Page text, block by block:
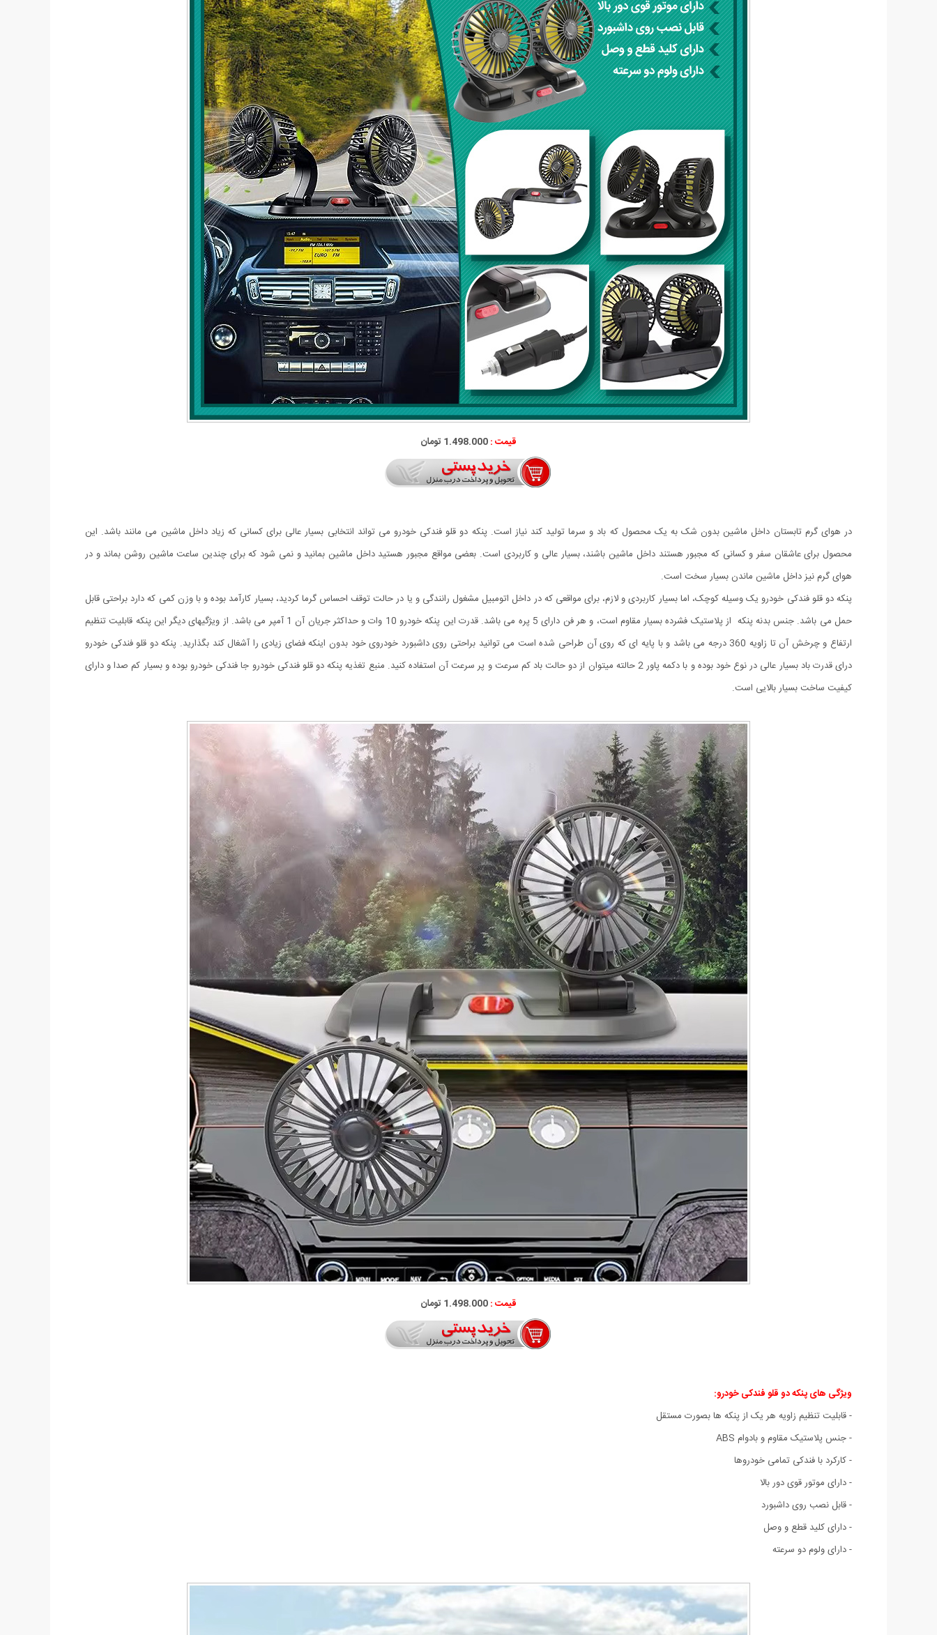
قیمت :1.498.000 تومان
در هوای گرم تابستان داخل ماشین بدون شک به یک محصول که باد و سرما تولید کند نیاز است. پنکه دو قلو فندکی خودرو می تواند انتخابی بسیار عالی برای کسانی که زیاد داخل ماشین می مانند باشد. این
محصول برای عاشقان سفر و کسانی که مجبور هستند داخل ماشین باشند، بسیار عالی و کاربردی است. بعضی مواقع مجبور هستید داخل ماشین بمانید و نمی شود که برای چندین ساعت ماشین روشن بماند و در
هوای گرم نیز داخل ماشین ماندن بسیار سخت است.
پنکه دو قلو فندکی خودرو یک وسیله کوچک، اما بسیار کاربردی و لازم، برای مواقعی که در داخل اتومبیل مشغول رانندگی و یا در حالت توقف احساس گرما کردید، بسیار کارآمد بوده و با وزن کمی که دارد براحتی قابل
حمل می باشد. جنس بدنه پنکه از پلاستیک فشرده بسیار مقاوم است، و هر فن دارای 5 پره می باشد. قدرت این پنکه خودرو 10 وات و حداکثر جریان آن 1 آمپر می باشد. از ویژگیهای دیگر این پنکه قابلیت تنظیم
ارتفاع و چرخش آن تا زاویه 360 درجه می باشد و با پایه ای که روی آن طراحی شده است می توانید براحتی روی داشبورد خودروی خود بدون اینکه فضای زیادی را آشغال کند بگذارید. پنکه دو قلو فندکی خودرو
درای قدرت باد بسیار عالی در نوع خود بوده و با دکمه پاور 2 حالته میتوان از دو حالت باد کم سرعت و پر سرعت آن استفاده کنید. منبع تغذیه پنکه دو قلو فندکی خودرو جا فندکی خودرو بوده و بسیار کم صدا و دارای
کیفیت ساخت بسیار بالایی است.
قیمت :1.498.000 تومان
ویژگی های پنکه دو قلو فندکی خودرو:
- قابلیت تنظیم زاویه هر یک از پنکه ها بصورت مستقل
- جنس پلاستیک مقاوم و بادوام ABS
- کارکرد با فندکی تمامی خودروها
- دارای موتور قوی دور بالا
- قابل نصب روی داشبورد
- دارای کلید قطع و وصل
- دارای ولوم دو سرعته